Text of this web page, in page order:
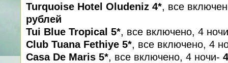
Turquoise Hotel Oludeniz 4*, все
рублей
Tui Blue Tropical 5*, все включено, 4
Club Tuana Fethiye 5*, все включено, 4
Casa De Maris 5*, все включено, 4 ночи-